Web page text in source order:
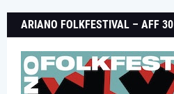
ARIANO FOLKFESTIVAL – AFF 30